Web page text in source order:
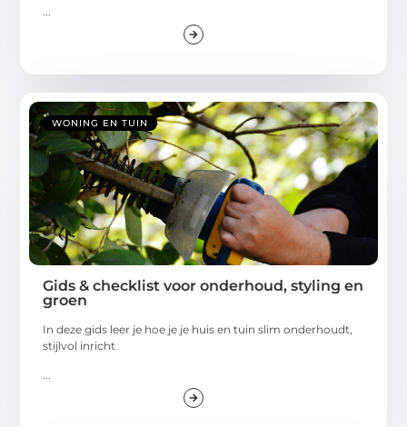
...
WONING EN TUIN
Gids & checklist voor onderhoud, styling en
groen
In deze gids leer je hoe je je huis en tuin slim onderhoudt,
stijlvol inricht
...